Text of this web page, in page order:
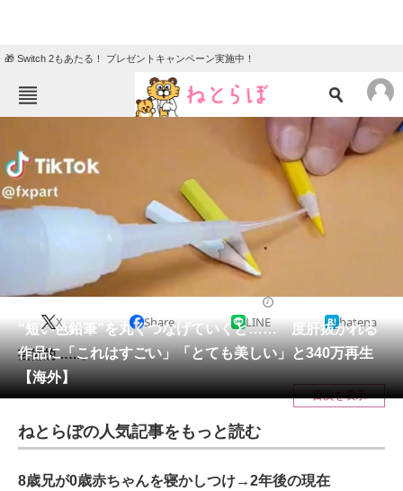
🎁 Switch 2もあたる！ プレゼントキャンペーン実施中！
TOP
エンタメ
地域
教育・育児
会員記事
メディア
注目記事を集めた総合ページ
ITの今と未来を見通す
スマホと通信の最新トレンド
“短い色鉛筆”を丸くつなげていくと…… 度肝抜かれる
作品に「これはすごい」「とても美しい」と340万再生
【海外】
X Share LINE hatena
芸術的……。
目次を表示
ねとらぼの人気記事をもっと読む
8歳兄が0歳赤ちゃんを寝かしつけ→2年後の現在